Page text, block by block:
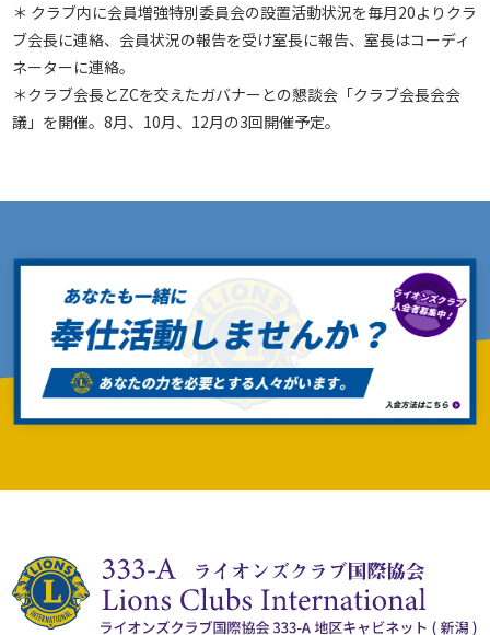
＊ クラブ内に会員増強特別委員会の設置活動状況を毎月20よりクラ
ブ会長に連絡、会員状況の報告を受け室長に報告、室長はコーディ
ネーターに連絡。
＊クラブ会長とZCを交えたガバナーとの懇談会「クラブ会長会会
議」を開催。8月、10月、12月の3回開催予定。